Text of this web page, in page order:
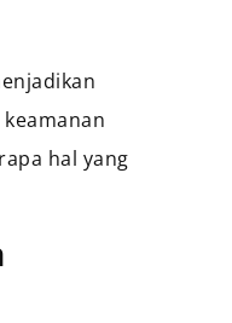
hal yang